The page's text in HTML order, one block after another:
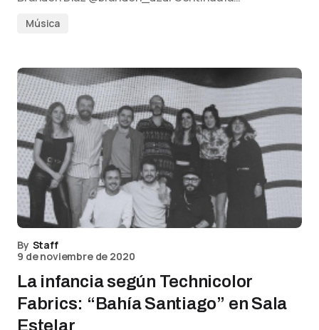
Música
By Staff
9 de noviembre de 2020
La infancia según Technicolor
Fabrics: “Bahía Santiago” en Sala
Estelar